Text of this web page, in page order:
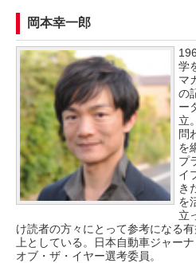
岡本幸一郎
学
マ
の
ー
立
問
を
プ
イ
き
を
立
け読者の方々にとって参考になる
上としている。日本自動車ジャー
オブ・ザ・イヤー選考委員。